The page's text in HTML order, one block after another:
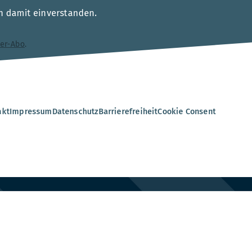
damit einverstanden.
Abo.
ImpressumDatenschutzBarrierefreiheitCookie Consent